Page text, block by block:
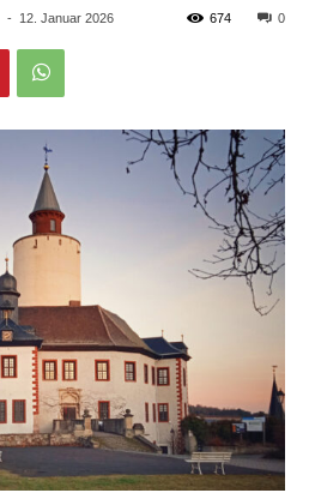
- 12. Januar 2026 0
674